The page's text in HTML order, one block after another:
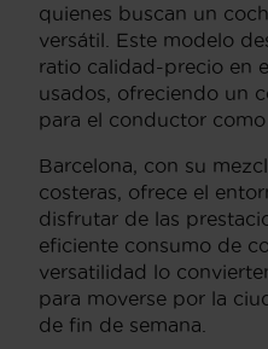
quienes buscan un
versátil. Este modelo
ratio calidad-precio en
usados, ofreciendo un
para el conductor como
Barcelona, con su
costeras, ofrece el
disfrutar de las
eficiente consumo de
versatilidad lo
para moverse por la
de fin de semana.